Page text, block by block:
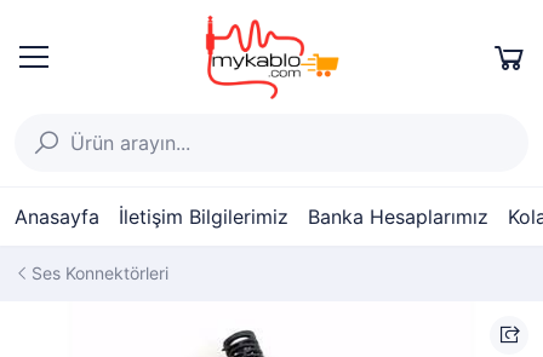
Anasayfa İletişim Bilgilerimiz Banka Hesaplarımız
Ses Konnektörleri